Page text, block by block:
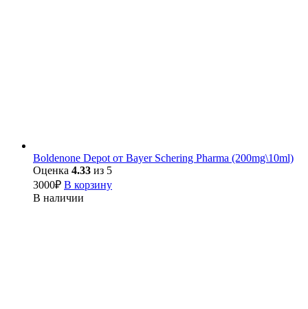
Boldenone Depot от Bayer Schering Pharma (200mg\10ml)
Оценка 4.33 из 5
3000₽ В корзину
В наличии